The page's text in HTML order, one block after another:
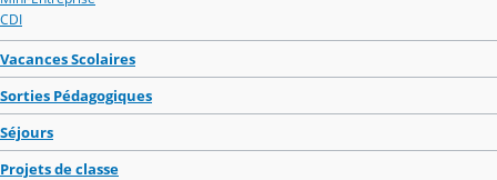
CDI
Vacances Scolaires
Sorties Pédagogiques
Séjours
Projets de classe